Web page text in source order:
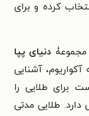
کرده و برای
دنیای پپا
آشنایی
برای طلایی را
دارد. طلایی مدتی